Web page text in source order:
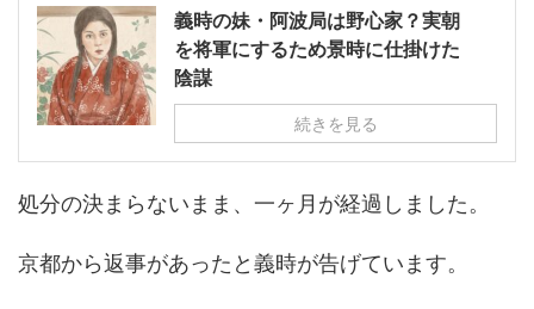
義時の妹・阿波局は野心家？実朝
を将軍にするため景時に仕掛けた
陰謀
続きを見る
処分の決まらないまま、一ヶ月が経過しました。
京都から返事があったと義時が告げています。